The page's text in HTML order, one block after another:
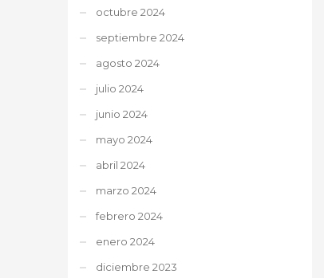
octubre 2024
septiembre 2024
agosto 2024
julio 2024
junio 2024
mayo 2024
abril 2024
marzo 2024
febrero 2024
enero 2024
diciembre 2023